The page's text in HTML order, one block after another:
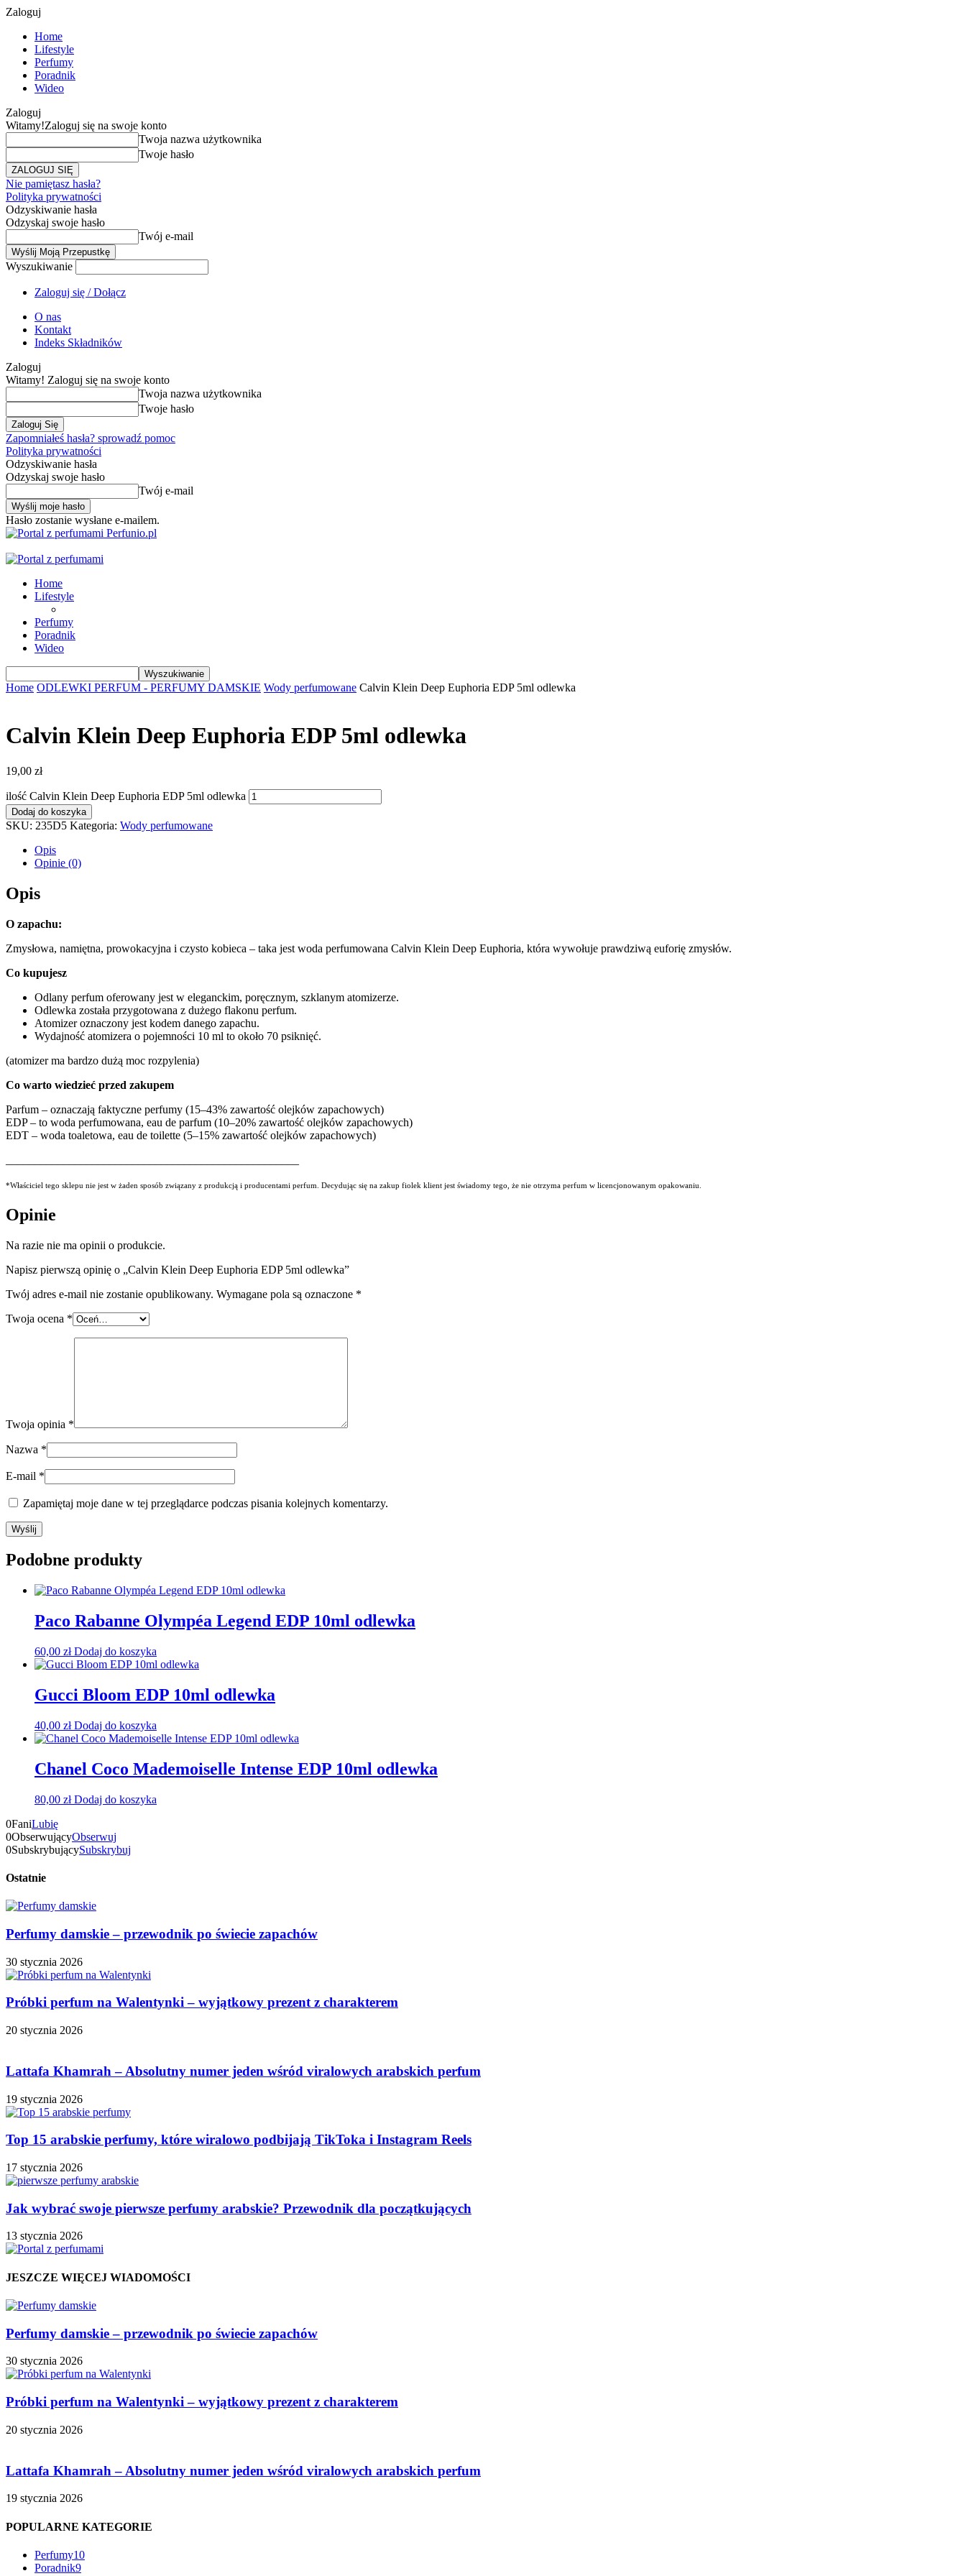
Zaloguj
Home
Lifestyle
Perfumy
Poradnik
Wideo
Zaloguj
Witamy!Zaloguj się na swoje konto
Twoja nazwa użytkownika
Twoje hasło
Nie pamiętasz hasła?
Polityka prywatności
Odzyskiwanie hasła
Odzyskaj swoje hasło
Twój e-mail
Wyszukiwanie
Zaloguj się / Dołącz
O nas
Kontakt
Indeks Składników
Zaloguj
Witamy! Zaloguj się na swoje konto
Twoja nazwa użytkownika
Twoje hasło
Zapomniałeś hasła? sprowadź pomoc
Polityka prywatności
Odzyskiwanie hasła
Odzyskaj swoje hasło
Twój e-mail
Hasło zostanie wysłane e-mailem.
Perfunio.pl
Home
Lifestyle
Perfumy
Poradnik
Wideo
Home ODLEWKI PERFUM - PERFUMY DAMSKIE Wody perfumowane Calvin Klein Deep Euphoria EDP 5ml odlewka
Calvin Klein Deep Euphoria EDP 5ml odlewka
19,00 zł
ilość Calvin Klein Deep Euphoria EDP 5ml odlewka
Dodaj do koszyka
SKU: 235D5 Kategoria: Wody perfumowane
Opis
Opinie (0)
Opis
O zapachu:
Zmysłowa, namiętna, prowokacyjna i czysto kobieca – taka jest woda perfumowana Calvin Klein Deep Euphoria, która wywołuje prawdziwą euforię zmysłów.
Co kupujesz
Odlany perfum oferowany jest w eleganckim, poręcznym, szklanym atomizerze.
Odlewka została przygotowana z dużego flakonu perfum.
Atomizer oznaczony jest kodem danego zapachu.
Wydajność atomizera o pojemności 10 ml to około 70 psiknięć.
(atomizer ma bardzo dużą moc rozpylenia)
Co warto wiedzieć przed zakupem
Parfum – oznaczają faktyczne perfumy (15–43% zawartość olejków zapachowych)
EDP – to woda perfumowana, eau de parfum (10–20% zawartość olejków zapachowych)
EDT – woda toaletowa, eau de toilette (5–15% zawartość olejków zapachowych)
*Właściciel tego sklepu nie jest w żaden sposób związany z produkcją i producentami perfum. Decydując się na zakup fiolek klient jest świadomy tego, że nie otrzyma perfum w licencjonowanym opakowaniu.
Opinie
Na razie nie ma opinii o produkcie.
Napisz pierwszą opinię o „Calvin Klein Deep Euphoria EDP 5ml odlewka”
Twój adres e-mail nie zostanie opublikowany. Wymagane pola są oznaczone *
Twoja ocena *
Twoja opinia *
Nazwa *
E-mail *
Zapamiętaj moje dane w tej przeglądarce podczas pisania kolejnych komentarzy.
Podobne produkty
Paco Rabanne Olympéa Legend EDP 10ml odlewka
60,00 zł Dodaj do koszyka
Gucci Bloom EDP 10ml odlewka
40,00 zł Dodaj do koszyka
Chanel Coco Mademoiselle Intense EDP 10ml odlewka
80,00 zł Dodaj do koszyka
0FaniLubię
0ObserwującyObserwuj
0SubskrybującySubskrybuj
Ostatnie
Perfumy damskie – przewodnik po świecie zapachów
30 stycznia 2026
Próbki perfum na Walentynki – wyjątkowy prezent z charakterem
20 stycznia 2026
Lattafa Khamrah – Absolutny numer jeden wśród viralowych arabskich perfum
19 stycznia 2026
Top 15 arabskie perfumy, które wiralowo podbijają TikToka i Instagram Reels
17 stycznia 2026
Jak wybrać swoje pierwsze perfumy arabskie? Przewodnik dla początkujących
13 stycznia 2026
JESZCZE WIĘCEJ WIADOMOŚCI
Perfumy damskie – przewodnik po świecie zapachów
30 stycznia 2026
Próbki perfum na Walentynki – wyjątkowy prezent z charakterem
20 stycznia 2026
Lattafa Khamrah – Absolutny numer jeden wśród viralowych arabskich perfum
19 stycznia 2026
POPULARNE KATEGORIE
Perfumy10
Poradnik9